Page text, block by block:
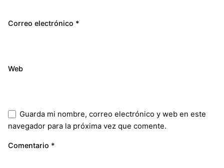
Correo electrónico *
Web
Guarda mi nombre, correo electrónico y web en este
navegador para la próxima vez que comente.
Comentario *